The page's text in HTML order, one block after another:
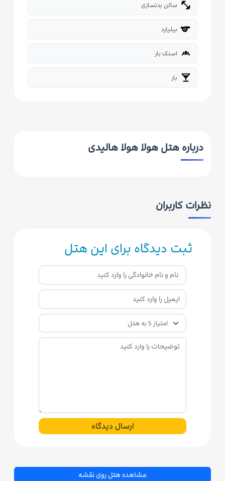
fitness_center سالن بدنسازی
بیلیارد
bakery_dining اسنک بار
local_bar بار
درباره هتل هولا هولا هالیدی
نظرات کاربران
ثبت دیدگاه برای این هتل
ارسال دیدگاه
مشاهده هتل روی نقشه